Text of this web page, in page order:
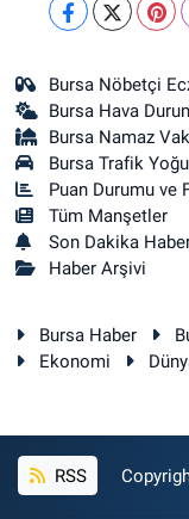
Bursa Nöbetçi
Bursa Hava
Bursa Namaz
Bursa Trafik
Puan Durumu ve
Tüm Manşetler
Son Dakika
Haber Arşivi
Bursa Haber
Ekonomi
RSS